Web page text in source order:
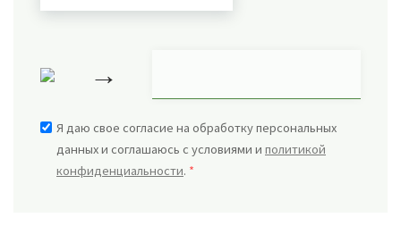
→
Я даю свое согласие на обработку персональных
данных и соглашаюсь с условиями и политикой
конфиденциальности. *